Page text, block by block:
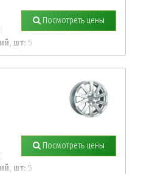
шт: 5
мм:
Посмотреть цены
шт: 5
Посмотреть цены